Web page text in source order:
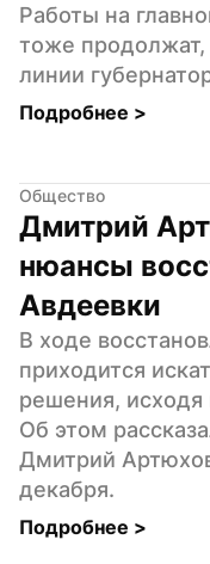
Работы на
тоже
линии
Подробнее >
Общество
Дмитрий
нюансы
Авдеевки
В ходе
приходится
решения, исходя
Об этом
Дмитрий
декабря.
Подробнее >